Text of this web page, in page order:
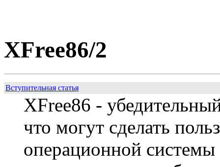
XFree86/2
Вступительная статья
ХFree86 -
что могут сделать
операционной